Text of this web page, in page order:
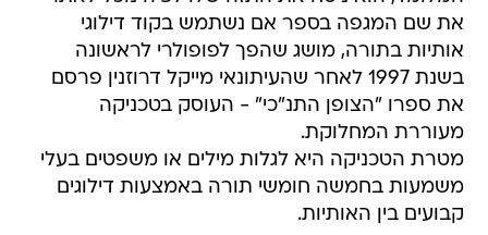
את שם המגפה בספר אם נשתמש בקוד דילוגי
אותיות בתורה, מושג שהפך לפופולרי לראשונה
בשנת 1997 לאחר שהעיתונאי מייקל דרוזנין פרסם
את ספרו "הצופן התנ"כי" - העוסק בטכניקה
מעוררת המחלוקת.
מטרת הטכניקה היא לגלות מילים או משפטים בעלי
משמעות בחמשה חומשי תורה באמצעות דילוגים
קבועים בין האותיות.